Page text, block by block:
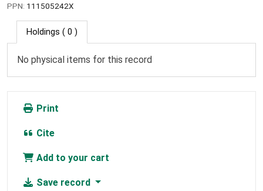
PPN: 111505242X
Holdings ( 0 )
No physical items for this record
Print
Cite
Add to your cart
Save record